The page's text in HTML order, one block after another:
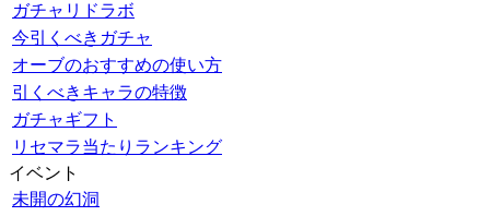
ガチャリドラボ
今引くべきガチャ
オーブのおすすめの使い方
引くべきキャラの特徴
ガチャギフト
リセマラ当たりランキング
イベント
未開の幻洞